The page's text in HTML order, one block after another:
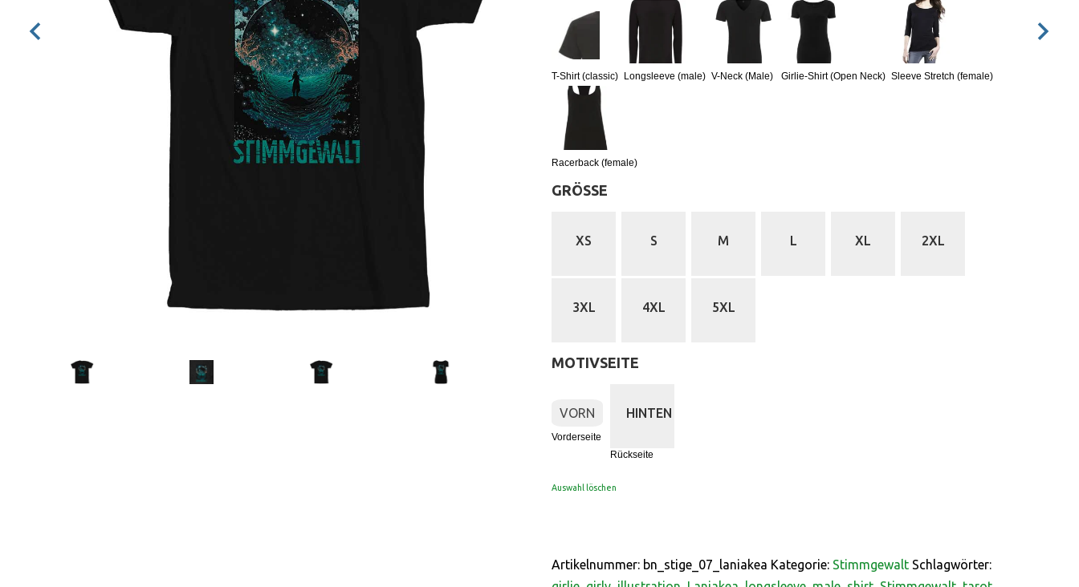
T-Shirt (classic) Longsleeve (male) V-Neck (Male) Girlie-Shirt (Open Neck) Sleeve Stretch (female)
Racerback (female)
GRÖSSE
XS S M L XL 2XL
3XL 4XL 5XL
MOTIVSEITE
VORN
Vorderseite
HINTEN
Rückseite
Auswahl löschen
Artikelnummer: bn_stige_07_laniakea Kategorie: Stimmgewalt Schlagwörter: